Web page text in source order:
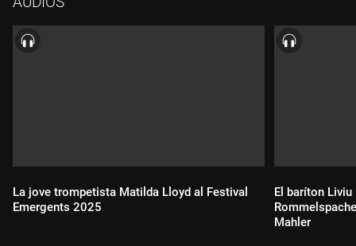
La jove trompetista Matilda Lloyd al Festival
Emergents 2025
El baríton
Mahler